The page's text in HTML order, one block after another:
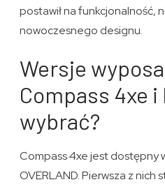
postawił na funkcjonalność,
nowoczesnego designu.
Wersje
Compass 4xe i
wybrać?
Compass 4xe jest dostępny
OVERLAND. Pierwsza z nich